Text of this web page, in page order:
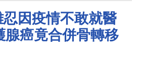
因疫情不敢就醫
腺癌竟合併骨轉移